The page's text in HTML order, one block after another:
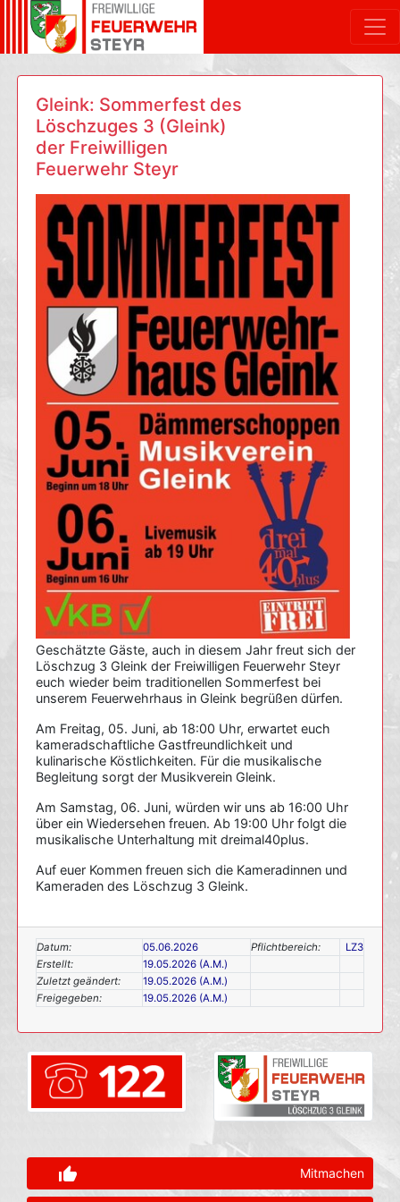
Gleink: Sommerfest des
Löschzuges 3 (Gleink)
der Freiwilligen
Feuerwehr Steyr
Geschätzte Gäste, auch in diesem Jahr freut sich der
Löschzug 3 Gleink der Freiwilligen Feuerwehr Steyr
euch wieder beim traditionellen Sommerfest bei
unserem Feuerwehrhaus in Gleink begrüßen dürfen.
Am Freitag, 05. Juni, ab 18:00 Uhr, erwartet euch
kameradschaftliche Gastfreundlichkeit und
kulinarische Köstlichkeiten. Für die musikalische
Begleitung sorgt der Musikverein Gleink.
Am Samstag, 06. Juni, würden wir uns ab 16:00 Uhr
über ein Wiedersehen freuen. Ab 19:00 Uhr folgt die
musikalische Unterhaltung mit dreimal40plus.
Auf euer Kommen freuen sich die Kameradinnen und
Kameraden des Löschzug 3 Gleink.
Datum: 05.06.2026 Pflichtbereich:
LZ3
Erstellt:
19.05.2026 (A.M.)
Zuletzt geändert:
19.05.2026 (A.M.)
Freigegeben:
19.05.2026 (A.M.)
thumb_up_alt Mitmachen